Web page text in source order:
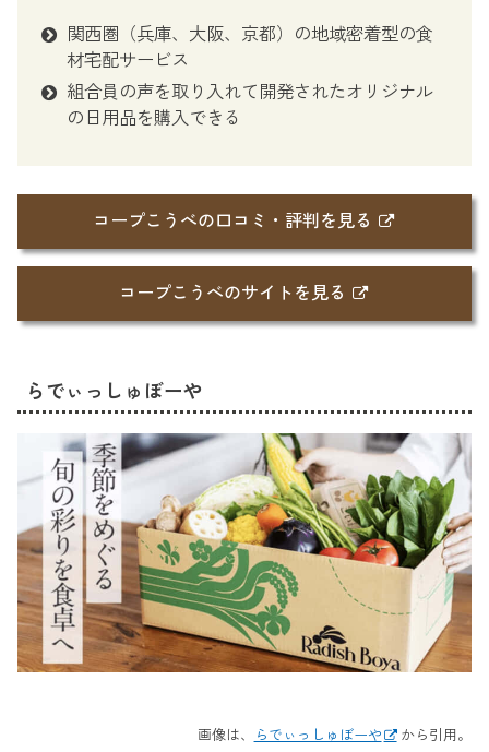
関西圏（兵庫、大阪、京都）の地域密着型の食
材宅配サービス
組合員の声を取り入れて開発されたオリジナル
の日用品を購入できる
コープこうべの口コミ・評判を見る
コープこうべのサイトを見る
らでぃっしゅぼーや
画像は、 らでぃっしゅぼーや から引用。